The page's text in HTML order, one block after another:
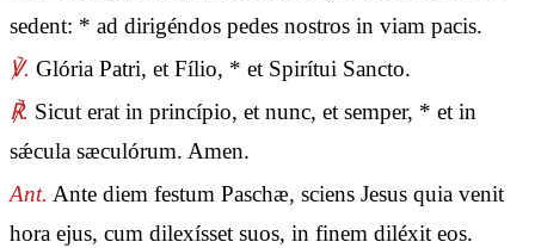
sedent: * ad dirigéndos pedes nostros in viam pacis.
℣. Glória Patri, et Fílio, * et Spirítui Sancto.
℟. Sicut erat in princípio, et nunc, et semper, * et in
sǽcula sæculórum. Amen.
Ant. Ante diem festum Paschæ, sciens Jesus quia venit
hora ejus, cum dilexísset suos, in finem diléxit eos.